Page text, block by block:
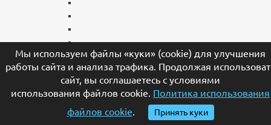
Мы используем файлы «куки» (cookie) для улучшения
работы сайта и анализа трафика. Продолжая
сайт, вы соглашаетесь с условиями
использования файлов cookie. Политика использования
файлов cookie. Принять куки
Мусульманские
Еврейские
Европейские
МАТЕРИАЛЫ Переключить дочернее меню
Стеклянные
Мраморные